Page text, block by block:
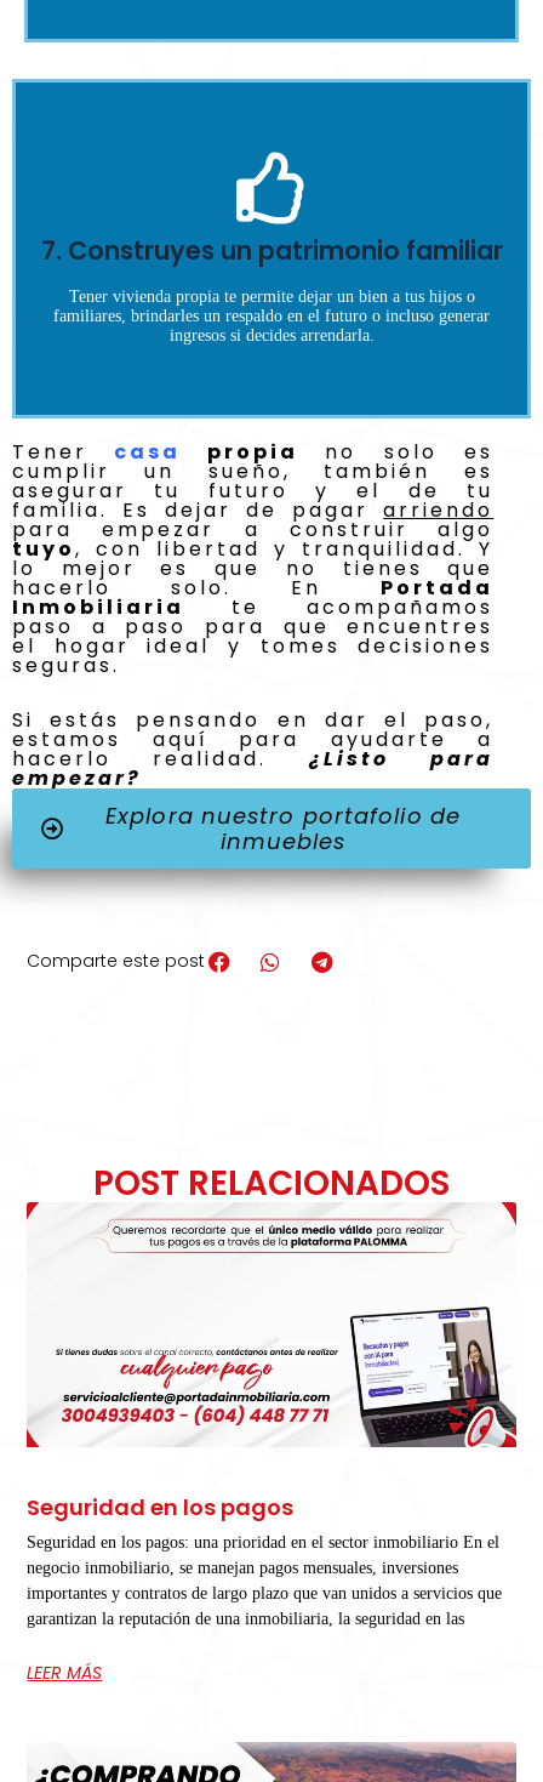
7. Construyes un patrimonio familiar
Tener vivienda propia te permite dejar un bien a tus hijos o
familiares, brindarles un respaldo en el futuro o incluso generar
ingresos si decides arrendarla.
❌ Error: No revisar el estado legal del
inmueble.
Antes de firmar, verifica que no tenga hipotecas pendientes,
embargos o problemas con escrituras. Apóyate en un
profesional para este proceso.
Tener casa propia no solo es
cumplir un sueño, también es
asegurar tu futuro y el de tu
familia. Es dejar de pagararriendo
para empezar a construir algo
tuyo, con libertad y tranquilidad. Y
lo mejor es que no tienes que
hacerlo solo. En Portada
Inmobiliaria te acompañamos
paso a paso para que encuentres
el hogar ideal y tomes decisiones
seguras.
Si estás pensando en dar el paso,
estamos aquí para ayudarte a
hacerlo realidad.¿Listo para
empezar?
Explora nuestro portafolio de
inmuebles
Comparte este post
POST RELACIONADOS
Seguridad en los pagos
Seguridad en los pagos: una prioridad en el sector inmobiliario En el
negocio inmobiliario, se manejan pagos mensuales, inversiones
importantes y contratos de largo plazo que van unidos a servicios que
garantizan la reputación de una inmobiliaria, la seguridad en las
LEER MÁS